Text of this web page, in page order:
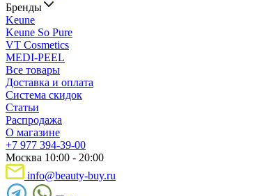
Бренды
Keune
Keune So Pure
VT Cosmetics
MEDI-PEEL
Все товары
Доставка и оплата
Система скидок
Статьи
Распродажа
О магазине
+7 977 394-39-00
Москва 10:00 - 20:00
info@beauty-buy.ru